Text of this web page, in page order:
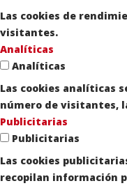
Las cookies de
visitantes.
Analíticas
Analíticas
Las cookies analíticas
número de visitantes,
Publicitarias
Publicitarias
Las cookies
recopilan información